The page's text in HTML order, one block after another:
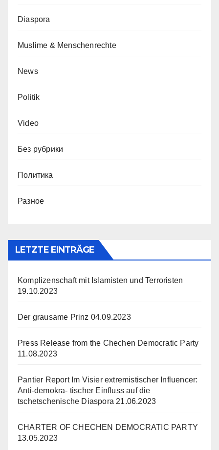
Diaspora
Muslime & Menschenrechte
News
Politik
Video
Без рубрики
Политика
Разное
LETZTE EINTRÄGE
Komplizenschaft mit Islamisten und Terroristen
19.10.2023
Der grausame Prinz 04.09.2023
Press Release from the Chechen Democratic Party
11.08.2023
Pantier Report Im Visier extremistischer Influencer:
Anti-demokra- tischer Einfluss auf die
tschetschenische Diaspora 21.06.2023
CHARTER OF CHECHEN DEMOCRATIC PARTY
13.05.2023